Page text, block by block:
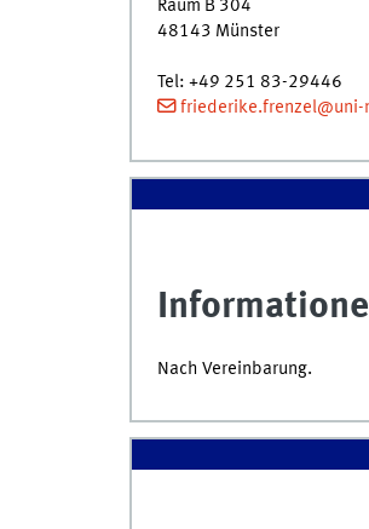
Raum B 304
48143 Münster
Tel: +49 251 83-29446
friederike.frenzel@uni-
Nach Vereinbarung.